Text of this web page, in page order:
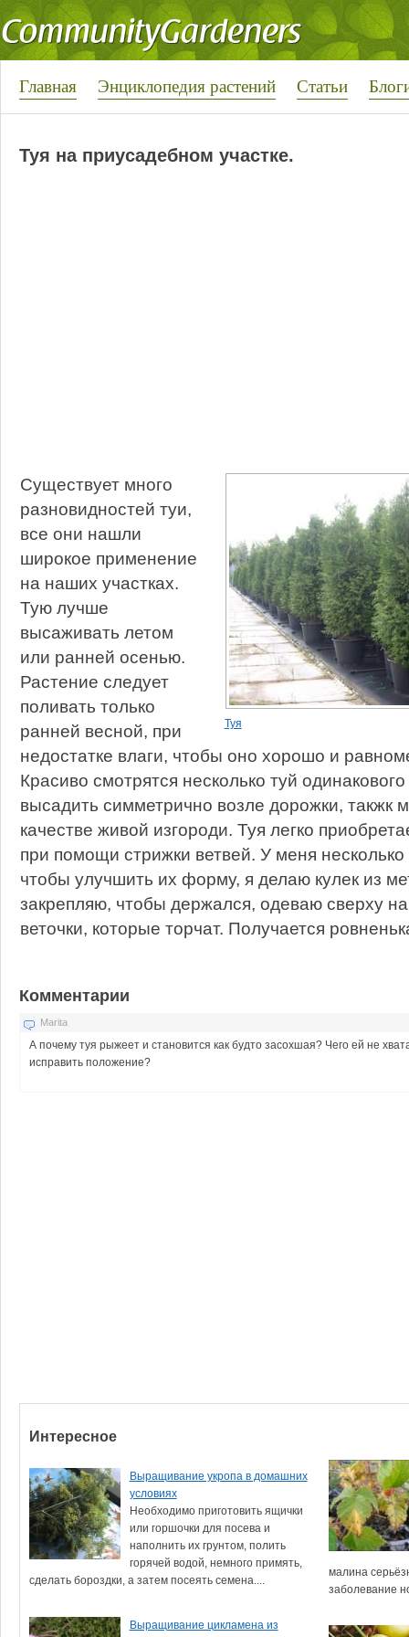
Главная Энциклопедия растений Статьи
Туя на приусадебном участке.
Туя
Существует много
разновидностей туи,
все они нашли
широкое применение
на наших участках.
Тую лучше
высаживать летом
или ранней осенью.
Растение следует
поливать только
ранней весной, при
недостатке влаги, чтобы оно хорошо и
Красиво смотрятся несколько туй
высадить симметрично возле дорожки, такжк
качестве живой изгороди. Туя легко
при помощи стрижки ветвей. У меня
чтобы улучшить их форму, я делаю кулек из
закрепляю, чтобы держался, одеваю сверху
веточки, которые торчат. Получается
Комментарии
Marita
А почему туя рыжеет и становится как будто засохшая? Чего ей не
исправить положение?
Интересное
Выращивание укропа в домашних
условиях
Необходимо приготовить ящички
или горшочки для посева и
наполнить их грунтом, полить
горячей водой, немного примять,
сделать бороздки, а затем посеять семена....
малина
заболевание
Выращивание цикламена из